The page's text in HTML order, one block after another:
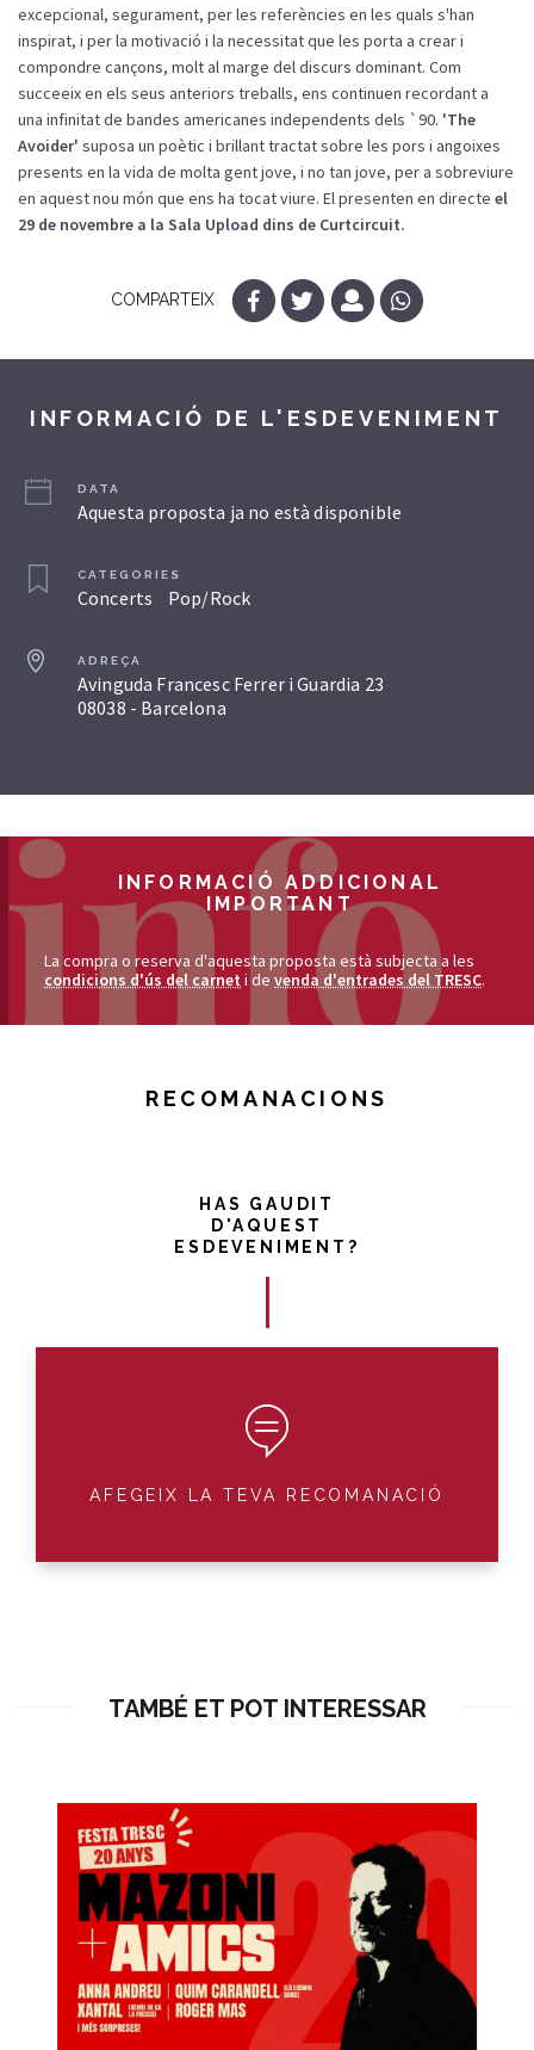
excepcional, segurament, per les referències en les quals s'han
inspirat, i per la motivació i la necessitat que les porta a crear i
compondre cançons, molt al marge del discurs dominant. Com
succeeix en els seus anteriors treballs, ens continuen recordant a
una infinitat de bandes americanes independents dels `90. 'The
Avoider' suposa un poètic i brillant tractat sobre les pors i angoixes
presents en la vida de molta gent jove, i no tan jove, per a sobreviure
en aquest nou món que ens ha tocat viure. El presenten en directe el
29 de novembre a la Sala Upload dins de Curtcircuit.
COMPARTEIX
INFORMACIÓ DE L'ESDEVENIMENT
DATA
Aquesta proposta ja no està disponible
CATEGORIES
Concerts Pop/Rock
ADREÇA
Avinguda Francesc Ferrer i Guardia 23
08038 - Barcelona
INFORMACIÓ ADDICIONAL
IMPORTANT
La compra o reserva d'aquesta proposta està subjecta a les
condicions d'ús del carnet i de venda d'entrades del TRESC.
RECOMANACIONS
HAS GAUDIT
D'AQUEST
ESDEVENIMENT?
AFEGEIX LA TEVA RECOMANACIÓ
TAMBÉ ET POT INTERESSAR